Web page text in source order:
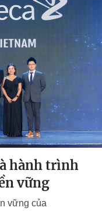
hành trình
vững
vững của